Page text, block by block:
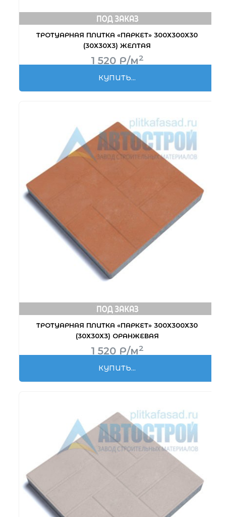
ТРОТУАРНАЯ ПЛИТКА «ПАРКЕТ» 300Х300Х30
(30Х30Х3) ЖЕЛТАЯ
1 520 Р/м2
КУПИТЬ...
ТРОТУАРНАЯ ПЛИТКА «ПАРКЕТ» 300Х300Х30
(30Х30Х3) ОРАНЖЕВАЯ
1 520 Р/м2
КУПИТЬ...